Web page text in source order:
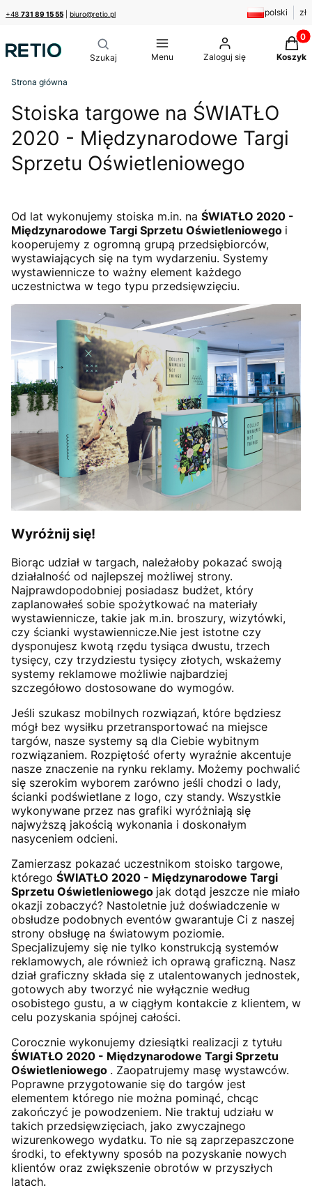
+48 731 89 15 55 biuro@retio.pl polski zł
Menu Zaloguj się Koszyk
Strona główna
Stoiska targowe na ŚWIATŁO
2020 - Międzynarodowe Targi
Sprzetu Oświetleniowego
Od lat wykonujemy stoiska m.in. na ŚWIATŁO 2020 -
Międzynarodowe Targi Sprzetu Oświetleniowego i
kooperujemy z ogromną grupą przedsiębiorców,
wystawiających się na tym wydarzeniu. Systemy
wystawiennicze to ważny element każdego
uczestnictwa w tego typu przedsięwzięciu.
Wyróżnij się!
Biorąc udział w targach, należałoby pokazać swoją
działalność od najlepszej możliwej strony.
Najprawdopodobniej posiadasz budżet, który
zaplanowałeś sobie spożytkować na materiały
wystawiennicze, takie jak m.in. broszury, wizytówki,
czy ścianki wystawiennicze.Nie jest istotne czy
dysponujesz kwotą rzędu tysiąca dwustu, trzech
tysięcy, czy trzydziestu tysięcy złotych, wskażemy
systemy reklamowe możliwie najbardziej
szczegółowo dostosowane do wymogów.
Jeśli szukasz mobilnych rozwiązań, które będziesz
mógł bez wysiłku przetransportować na miejsce
targów, nasze systemy są dla Ciebie wybitnym
rozwiązaniem. Rozpiętość oferty wyraźnie akcentuje
nasze znaczenie na rynku reklamy. Możemy pochwalić
się szerokim wyborem zarówno jeśli chodzi o lady,
ścianki podświetlane z logo, czy standy. Wszystkie
wykonywane przez nas grafiki wyróżniają się
najwyższą jakością wykonania i doskonałym
nasyceniem odcieni.
Zamierzasz pokazać uczestnikom stoisko targowe,
którego ŚWIATŁO 2020 - Międzynarodowe Targi
Sprzetu Oświetleniowego jak dotąd jeszcze nie miało
okazji zobaczyć? Nastoletnie już doświadczenie w
obsłudze podobnych eventów gwarantuje Ci z naszej
strony obsługę na światowym poziomie.
Specjalizujemy się nie tylko konstrukcją systemów
reklamowych, ale również ich oprawą graficzną. Nasz
dział graficzny składa się z utalentowanych jednostek,
gotowych aby tworzyć nie wyłącznie według
osobistego gustu, a w ciągłym kontakcie z klientem, w
celu pozyskania spójnej całości.
Corocznie wykonujemy dziesiątki realizacji z tytułu
ŚWIATŁO 2020 - Międzynarodowe Targi Sprzetu
Oświetleniowego . Zaopatrujemy masę wystawców.
Poprawne przygotowanie się do targów jest
elementem którego nie można pominąć, chcąc
zakończyć je powodzeniem. Nie traktuj udziału w
takich przedsięwzięciach, jako zwyczajnego
wizurenkowego wydatku. To nie są zaprzepaszczone
środki, to efektywny sposób na pozyskanie nowych
klientów oraz zwiększenie obrotów w przyszłych
latach.